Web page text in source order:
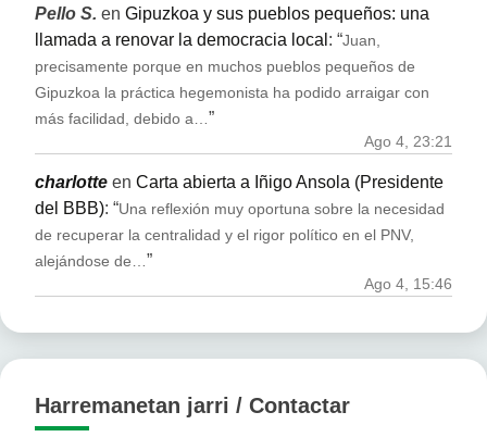
Pello S. en Gipuzkoa y sus pueblos pequeños: una
llamada a renovar la democracia local : “Juan,
precisamente porque en muchos pueblos pequeños de
Gipuzkoa la práctica hegemonista ha podido arraigar con
más facilidad, debido a… ”
Ago 4, 23:21
charlotte en Carta abierta a Iñigo Ansola (Presidente
del BBB): “Una reflexión muy oportuna sobre la necesidad
de recuperar la centralidad y el rigor político en el PNV,
alejándose de… ”
Ago 4, 15:46
Harremanetan jarri / Contactar